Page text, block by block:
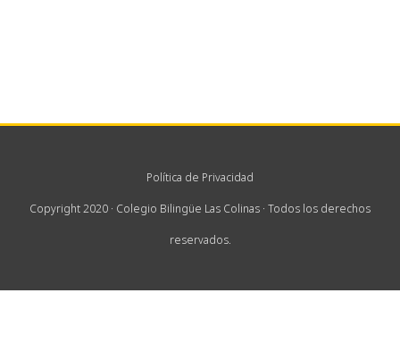
Política de Privacidad
Copyright 2020 · Colegio Bilingüe Las Colinas · Todos los derechos
reservados.